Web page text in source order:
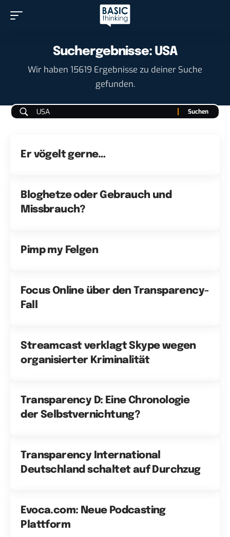
Suchergebnisse: USA
Wir haben 15619 Ergebnisse zu deiner Suche
gefunden.
Er vögelt gerne…
Bloghetze oder Gebrauch und
Missbrauch?
Pimp my Felgen
Focus Online über den Transparency-
Fall
Streamcast verklagt Skype wegen
organisierter Kriminalität
Transparency D: Eine Chronologie
der Selbstvernichtung?
Transparency International
Deutschland schaltet auf Durchzug
Evoca.com: Neue Podcasting
Plattform